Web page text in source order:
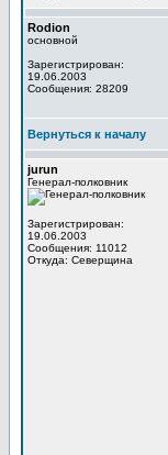
Rodion
основной
Зарегистрирован:
19.06.2003
Сообщения: 28209
Вернуться к началу
jurun
Генерал-полковник
Зарегистрирован:
19.06.2003
Сообщения: 11012
Откуда: Северщина